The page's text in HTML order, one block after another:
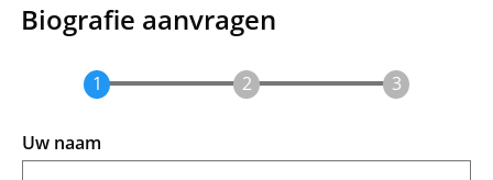
Biografie aanvragen
Uw naam